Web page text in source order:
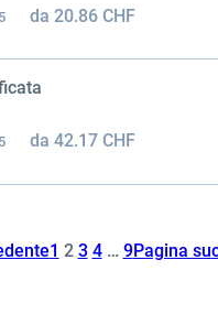
da20.86CHF
da42.17CHF
1 2 3 4 … 9Pagina